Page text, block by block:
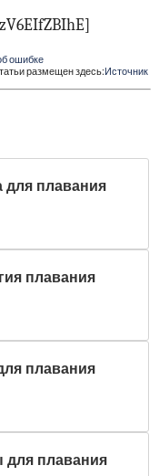
ошибке
размещен здесь:Источник
для плавания
плавания
плавания
для плавания